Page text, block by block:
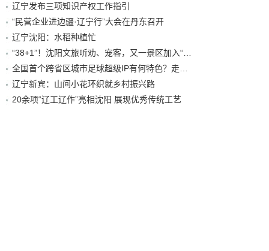
辽宁发布三项知识产权工作指引
“民营企业进边疆·辽宁行”大会在丹东召开
辽宁沈阳：水稻种植忙
辽宁新宾：山间小花环织就乡村振兴路
20余项“辽工辽作”亮相沈阳 展现优秀传统工艺